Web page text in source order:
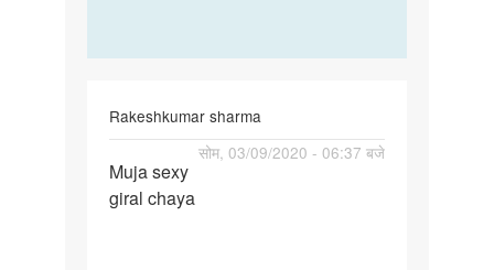
Rakeshkumar sharma
सोम, 03/09/2020 - 06:37 बजे
Muja
sexy
Muja sexy
giral chaya